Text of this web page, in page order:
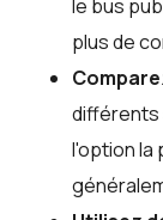
le bus
plus de
différents
l'option la